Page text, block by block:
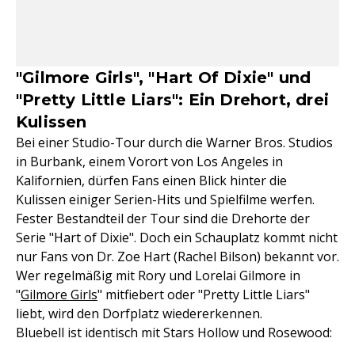
"Gilmore Girls", "Hart Of Dixie" und
"Pretty Little Liars": Ein Drehort, drei
Kulissen
Bei einer Studio-Tour durch die Warner Bros. Studios
in Burbank, einem Vorort von Los Angeles in
Kalifornien, dürfen Fans einen Blick hinter die
Kulissen einiger Serien-Hits und Spielfilme werfen.
Fester Bestandteil der Tour sind die Drehorte der
Serie "Hart of Dixie". Doch ein Schauplatz kommt nicht
nur Fans von Dr. Zoe Hart (Rachel Bilson) bekannt vor.
Wer regelmäßig mit Rory und Lorelai Gilmore in
"Gilmore Girls" mitfiebert oder "Pretty Little Liars"
liebt, wird den Dorfplatz wiedererkennen.
Bluebell ist identisch mit Stars Hollow und Rosewood: